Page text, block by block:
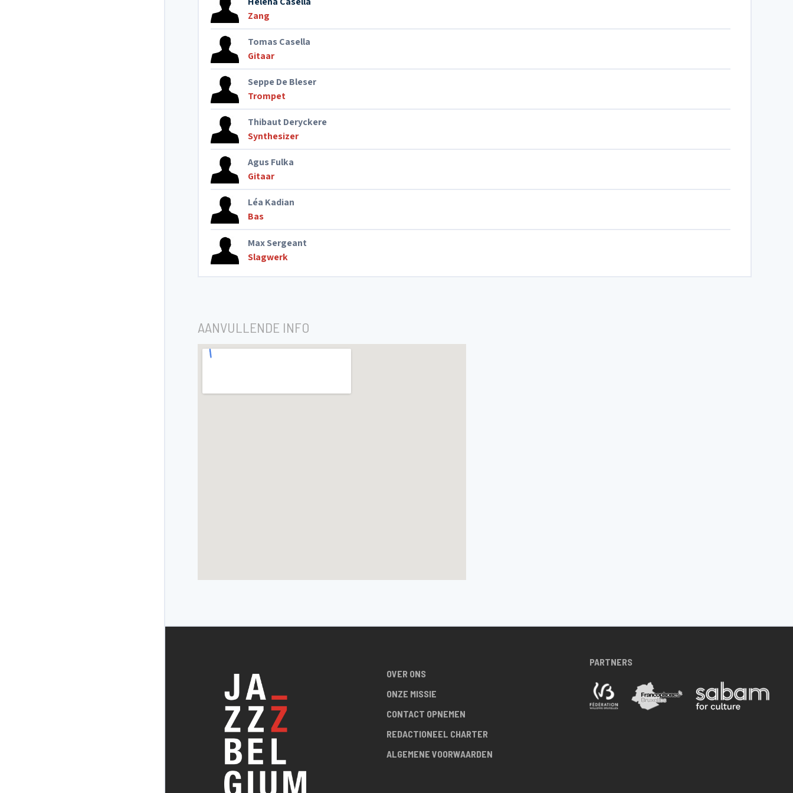
Zang
Tomas Casella
Gitaar
Seppe De Bleser
Trompet
Thibaut Deryckere
Synthesizer
Agus Fulka
Gitaar
Léa Kadian
Bas
Max Sergeant
Slagwerk
AANVULLENDE INFO
OVER ONS
ONZE MISSIE
CONTACT OPNEMEN
REDACTIONEEL CHARTER
ALGEMENE VOORWAARDEN
PARTNERS